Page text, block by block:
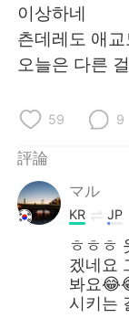
이상하네
츤데레도 애
오늘은 다른
59 9
評論
マル
KR JP
ㅎㅎㅎ
겠네요
봐요
시키는